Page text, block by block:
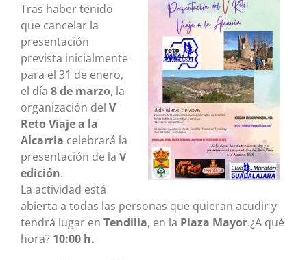
Tras haber tenido
que cancelar la
presentación
prevista inicialmente
para el 31 de enero,
el día 8 de marzo, la
organización del V
Reto Viaje a la
Alcarria celebrará la
presentación de la V
edición.
La actividad está
abierta a todas las personas que quieran acudir y
tendrá lugar en Tendilla, en la Plaza Mayor.¿A qué
hora? 10:00 h.